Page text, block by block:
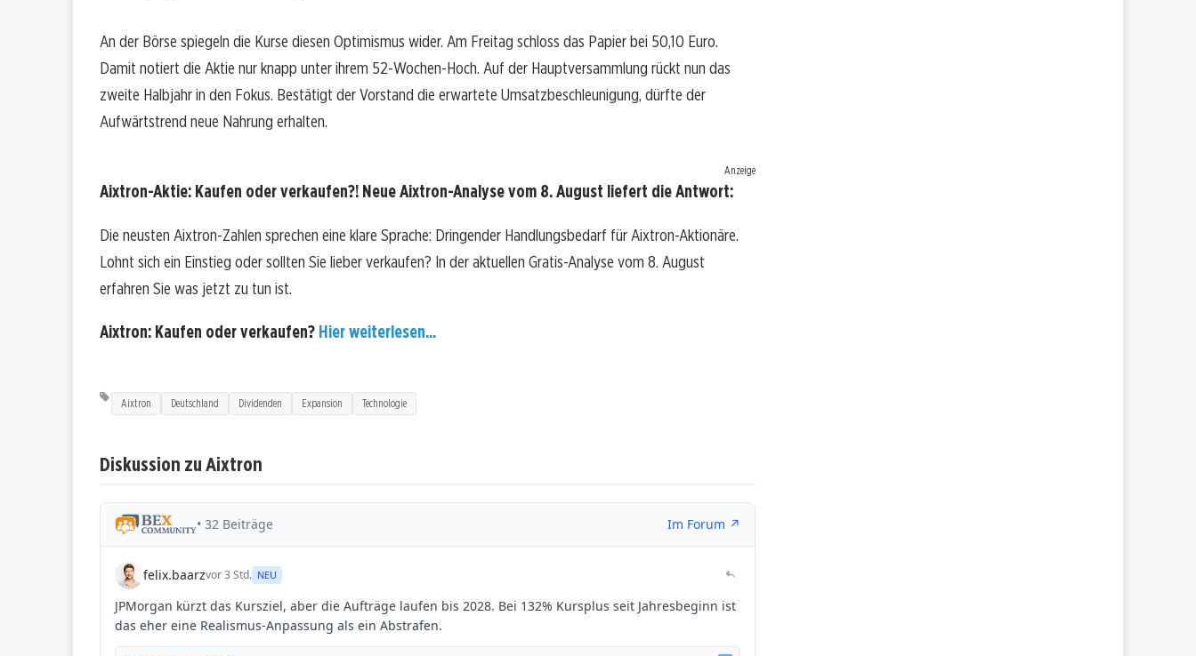
An der Börse spiegeln die Kurse diesen Optimismus wider. Am Freitag schloss das Papier bei 50,10 Euro.
Damit notiert die Aktie nur knapp unter ihrem 52-Wochen-Hoch. Auf der Hauptversammlung rückt nun das
zweite Halbjahr in den Fokus. Bestätigt der Vorstand die erwartete Umsatzbeschleunigung, dürfte der
Aufwärtstrend neue Nahrung erhalten.
Anzeige
Aixtron-Aktie: Kaufen oder verkaufen?! Neue Aixtron-Analyse vom 8. August liefert die Antwort:
Die neusten Aixtron-Zahlen sprechen eine klare Sprache: Dringender Handlungsbedarf für Aixtron-Aktionäre.
Lohnt sich ein Einstieg oder sollten Sie lieber verkaufen? In der aktuellen Gratis-Analyse vom 8. August
erfahren Sie was jetzt zu tun ist.
Aixtron: Kaufen oder verkaufen? Hier weiterlesen...
Aixtron Deutschland Dividenden Expansion Technologie
Diskussion zu Aixtron